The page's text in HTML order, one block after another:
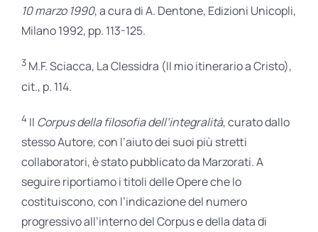
10 marzo 1990, a cura di A. Dentone, Edizioni Unicopli,
Milano 1992, pp. 113-125.
3 M.F. Sciacca, La Clessidra (Il mio itinerario a Cristo),
cit., p. 114.
4 Il Corpus della filosofia dell’integralità, curato dallo
stesso Autore, con l’aiuto dei suoi più stretti
collaboratori, è stato pubblicato da Marzorati. A
seguire riportiamo i titoli delle Opere che lo
costituiscono, con l’indicazione del numero
progressivo all’interno del Corpus e della data di